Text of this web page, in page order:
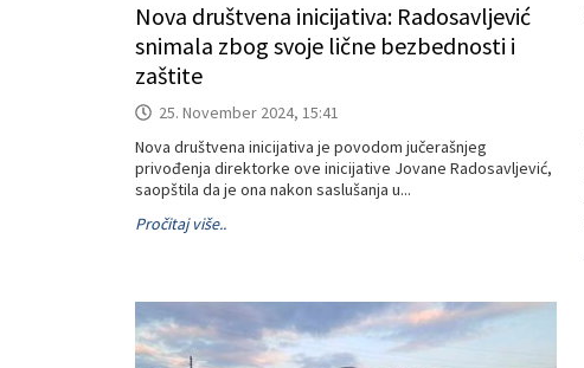
Nova društvena inicijativa: Radosavljević
snimala zbog svoje lične bezbednosti i
zaštite
25. November 2024, 15:41
Nova društvena inicijativa je povodom jučerašnjeg
privođenja direktorke ove inicijative Jovane Radosavljević,
saopštila da je ona nakon saslušanja u...
Pročitaj više..